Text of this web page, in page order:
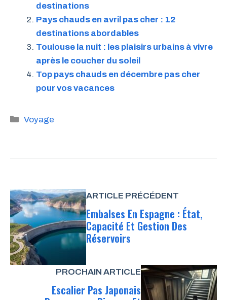
destinations
Pays chauds en avril pas cher : 12
destinations abordables
Toulouse la nuit : les plaisirs urbains à vivre
après le coucher du soleil
Top pays chauds en décembre pas cher
pour vos vacances
Catégories
Voyage
ARTICLE PRÉCÉDENT
Embalses En Espagne : État,
Capacité Et Gestion Des
Réservoirs
PROCHAIN ARTICLE
Escalier Pas Japonais